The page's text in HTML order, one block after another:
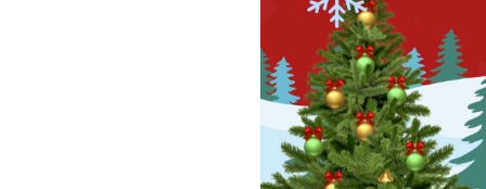
이사장 인사말
임원 현황
총동창
모교 소